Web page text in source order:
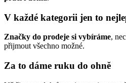
V každé kategorii jen to
Značky do prodeje si vybíráme,
přijmout všechno možné.
Za to dáme ruku do ohně